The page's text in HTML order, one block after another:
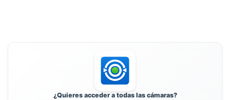
¿Quieres acceder a todas las cámaras?